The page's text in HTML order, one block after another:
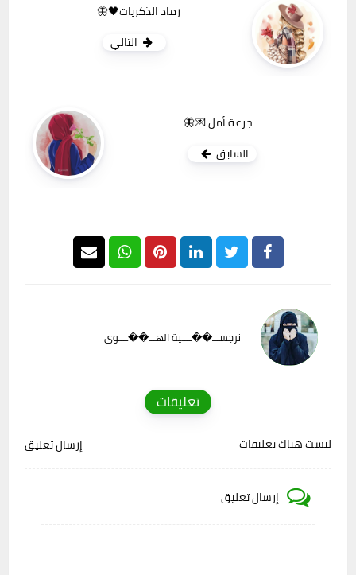
رماد الذكريات🖤🦋
التالي
جرعة أمل 💌🦋
السابق
نرجســـ��ــــية الهـــ��ــــوى
تعليقات
ليست هناك تعليقات إرسال تعليق
إرسال تعليق